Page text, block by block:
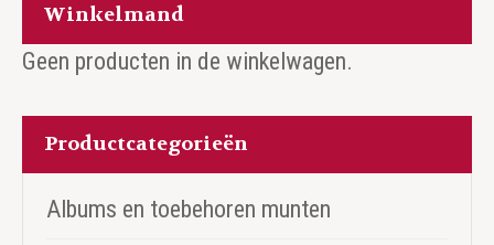
Winkelmand
Geen producten in de winkelwagen.
Productcategorieën
Albums en toebehoren munten